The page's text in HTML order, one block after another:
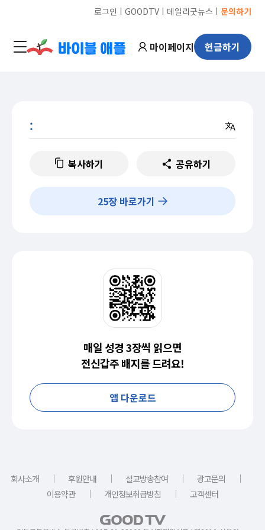
로그인 ㅣ GOODTVㅣ 데일리굿뉴스 ㅣ 문의하기
마이페이지 헌금하기
:
복사하기 공유하기
25장 바로가기
매일 성경 3장씩 읽으면
전신갑주 배지를 드려요!
앱 다운로드
회사소개 ｜ 후원안내 ｜ 설교방송참여 ｜ 광고문의
｜
이용약관
｜ 개인정보취급방침 ｜ 고객센터